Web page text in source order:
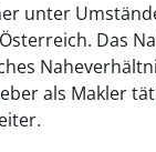
unter
Das
als Makler